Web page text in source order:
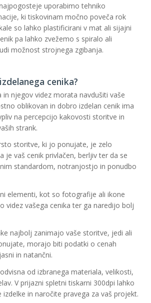
uporabimo tehniko
ki tiskovinam močno poveča rok
so lahko plastificirani v mat ali sijajni
pa lahko zvežemo s spiralo ali
možnost strojnega zgibanja.
cenika?
in njegov videz morata navdušiti vaše
oblikovan in dobro izdelan cenik ima
na percepcijo kakovosti storitve in
strank.
storitve, ki jo ponujate, je zelo
je vaš cenik privlačen, berljiv ter da se
standardom, notranjostjo in ponudbo
elementi, kot so fotografije ali ikone
videz vašega cenika ter ga naredijo bolj
najbolj zanimajo vaše storitve, jedi ali
morajo biti podatki o cenah
in natančni.
od izbranega materiala, velikosti,
V prijazni spletni tiskarni 300dpi lahko
in naročite pravega za vaš projekt.